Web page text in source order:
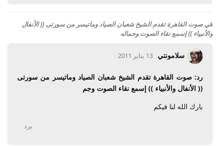
فيصوت القاهرة تقدم الشيخ شعبان الصياد وماتيسر من سورتى (( الأنفال
والأنبياء )) إسمع نقاء الصوت وجماله
سلامونتي 13 يناير 2011
رد: صوت القاهرة تقدم الشيخ شعبان الصياد وماتيسر من سورتى
(( الأنفال والأنبياء )) إسمع نقاء الصوت وجم
بارك الله لنا فيكم
يرد